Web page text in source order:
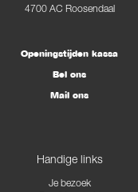
4700 AC Roosendaal
Openingstijden kassa
Bel ons
Mail ons
Handige links
Je bezoek